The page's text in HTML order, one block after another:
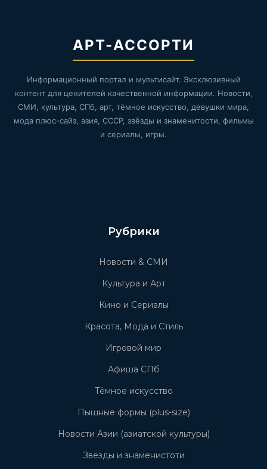
АРТ-АССОРТИ
Информационный портал и мультисайт. Эксклюзивный
контент для ценителей качественной информации. Новости,
СМИ, культура, СПб, арт, тёмное искусство, девушки мира,
мода плюс-сайз, азия, СССР, звёзды и знаменитости, фильмы
и сериалы, игры.
Рубрики
Новости & СМИ
Культура и Арт
Кино и Сериалы
Красота, Мода и Стиль
Игровой мир
Афиша СПб
Тёмное искусство
Пышные формы (plus-size)
Новости Азии (азиатской культуры)
Звёзды и знаменистоти